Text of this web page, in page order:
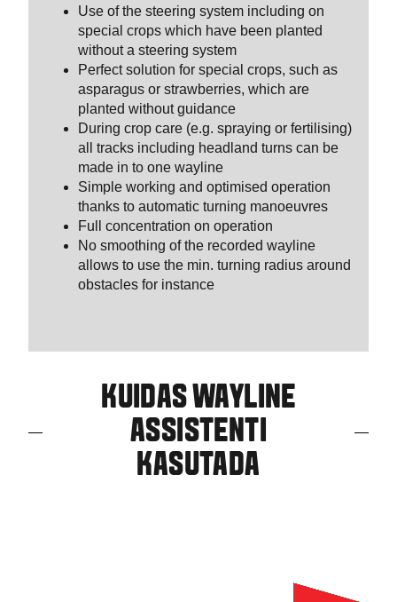
Use of the steering system including on
special crops which have been planted
without a steering system
Perfect solution for special crops, such as
asparagus or strawberries, which are
planted without guidance
During crop care (e.g. spraying or fertilising)
all tracks including headland turns can be
made in to one wayline
Simple working and optimised operation
thanks to automatic turning manoeuvres
Full concentration on operation
No smoothing of the recorded wayline
allows to use the min. turning radius around
obstacles for instance
KUIDAS WAYLINE
ASSISTENTI
KASUTADA